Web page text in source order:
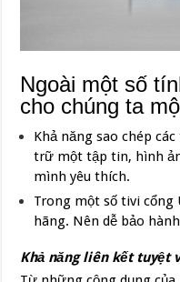
Ngoài một số
cho chúng ta
Khả năng sao chép
trữ một tập tin, hình
mình yêu thích.
Trong một số tivi cổng
hãng. Nên dễ bảo
Khả năng liên kết tuyệt